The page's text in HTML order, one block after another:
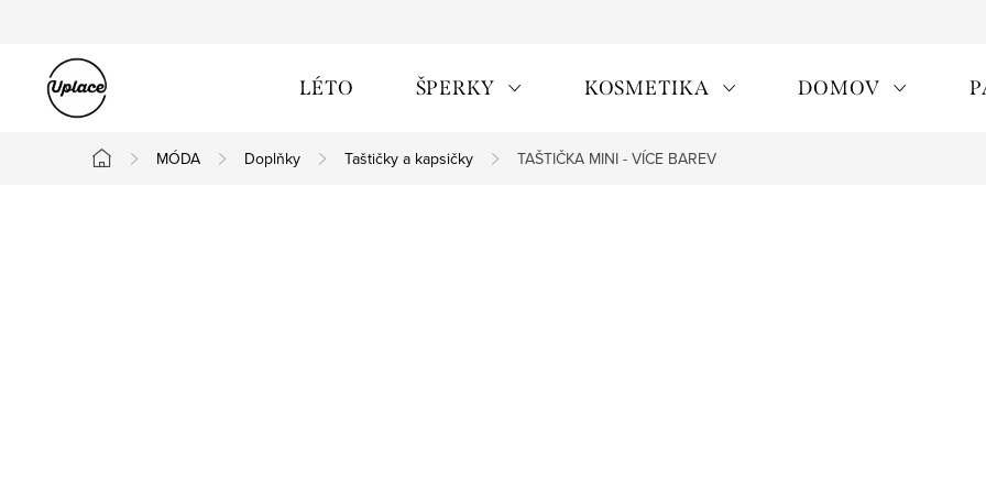
LÉTO ŠPERKY KOSMETIKA DOMOV
Domů
MÓDA Doplňky Taštičky a kapsičky TAŠTIČKA MINI - VÍCE BAREV